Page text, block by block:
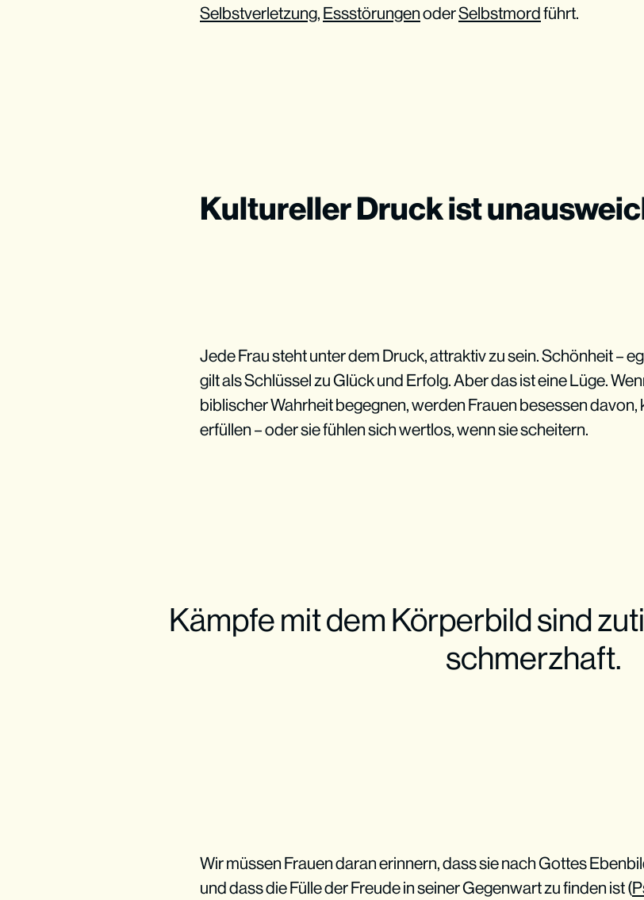
Selbstverletzung, EssstörungenoderSelbstmordführt.
Kultureller Druck ist
Jede Frau steht unter dem Druck, attraktiv zu sein. Schönheit –
gilt als Schlüssel zu Glück und Erfolg. Aber das ist eine Lüge.
biblischer Wahrheit begegnen, werden Frauen besessen
erfüllen – oder sie fühlen sich wertlos, wenn sie scheitern.
Kämpfe mit dem Körperbild sind
schmerzhaft.
Wir müssen Frauen daran erinnern, dass sie nach Gottes
und dass die Fülle der Freude in seiner Gegenwart zu finden ist (